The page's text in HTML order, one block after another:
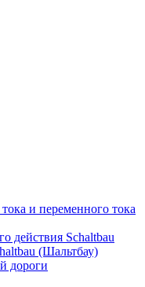
и переменного тока
действия Sсhaltbau
(Шальтбау)
дороги